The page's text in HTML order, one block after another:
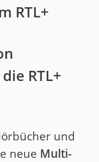
RTL+
RTL+
und
neue Multi-